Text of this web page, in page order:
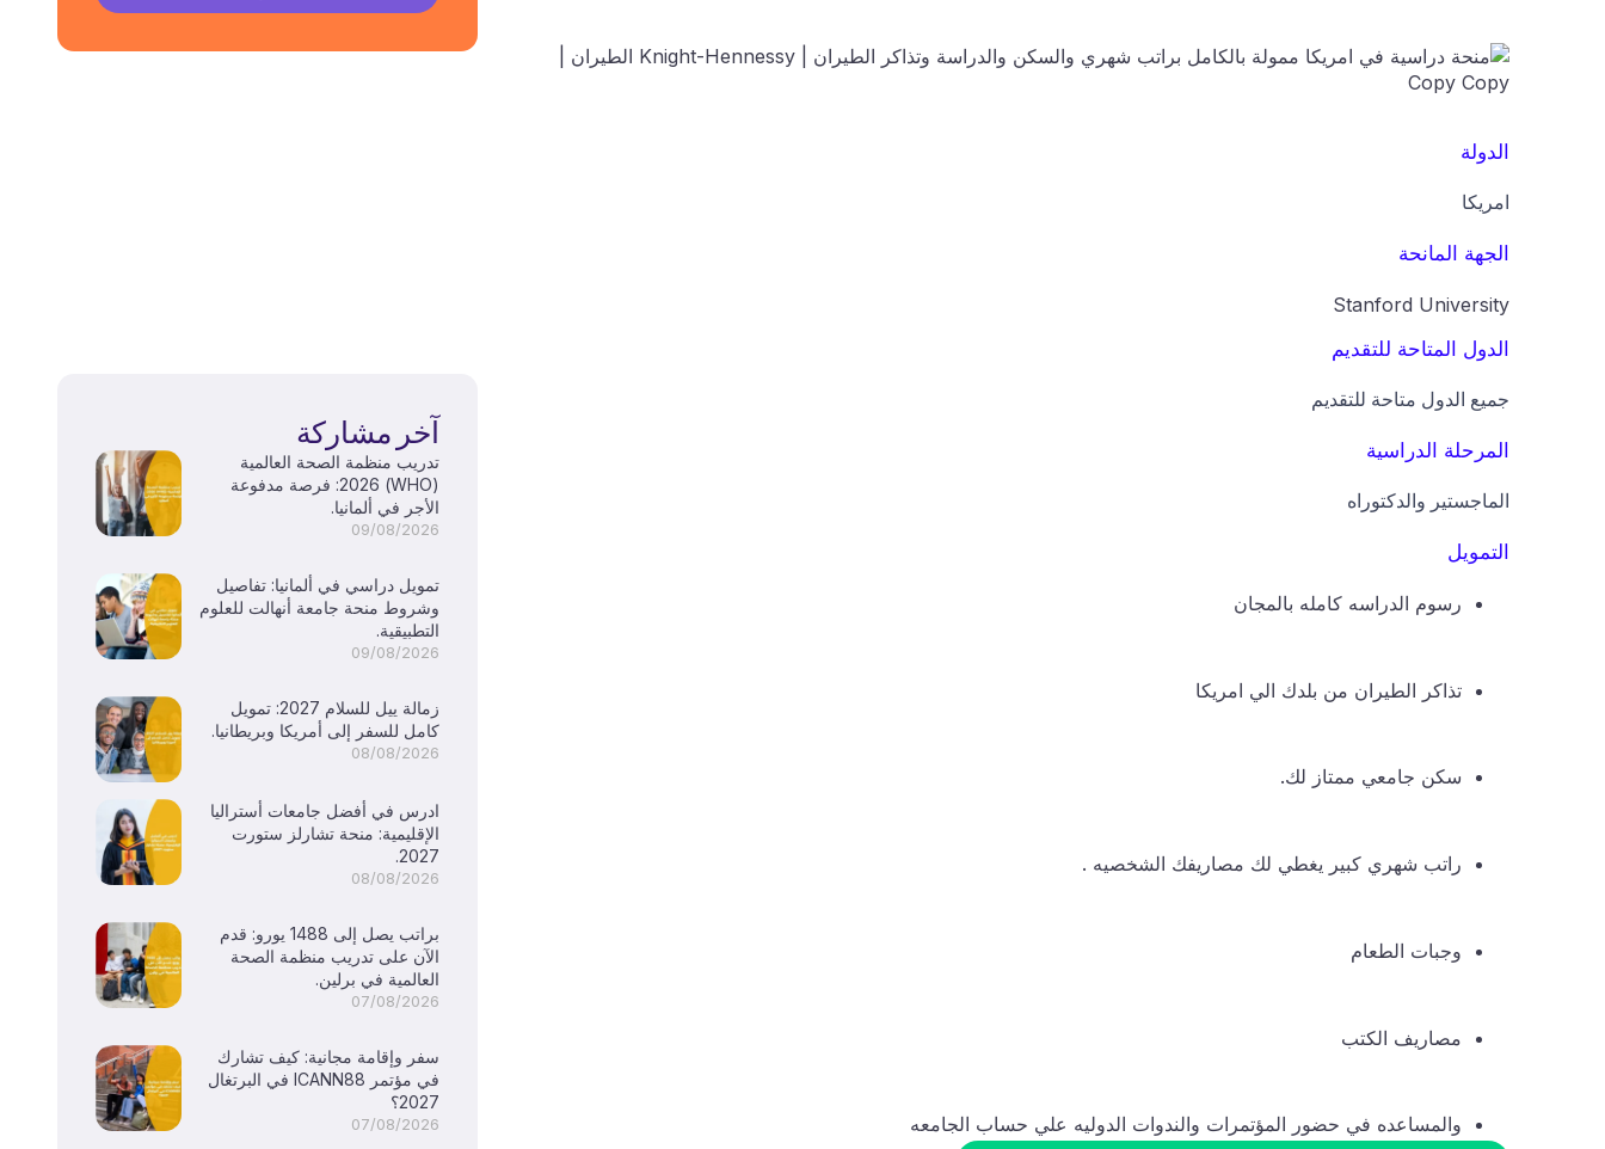
الدولة
امريكا
الجهة المانحة
Stanford University
الدول المتاحة للتقديم
جميع الدول متاحة للتقديم
المرحلة الدراسية
الماجستير والدكتوراه
التمويل
رسوم الدراسه كامله بالمجان
تذاكر الطيران من بلدك الي امريكا
سكن جامعي ممتاز لك.
راتب شهري كبير يغطي لك مصاريفك الشخصيه .
وجبات الطعام
مصاريف الكتب
والمساعده في حضور المؤتمرات والندوات الدوليه علي حساب الجامعه
آخر مشاركة
تدريب منظمة الصحة العالمية
(WHO) 2026: فرصة مدفوعة
الأجر في ألمانيا.
09/08/2026
تمويل دراسي في ألمانيا: تفاصيل
وشروط منحة جامعة أنهالت للعلوم
التطبيقية.
09/08/2026
زمالة ييل للسلام 2027: تمويل
كامل للسفر إلى أمريكا وبريطانيا.
08/08/2026
ادرس في أفضل جامعات أستراليا
الإقليمية: منحة تشارلز ستورت
2027.
08/08/2026
براتب يصل إلى 1488 يورو: قدم
الآن على تدريب منظمة الصحة
العالمية في برلين.
07/08/2026
سفر وإقامة مجانية: كيف تشارك
في مؤتمر ICANN88 في البرتغال
2027؟
07/08/2026